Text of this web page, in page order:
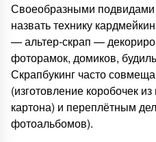
Своеобразными подвидами
назвать технику
— альтер-скрап —
фоторамок, домиков,
Скрапбукинг часто
(изготовление коробочек
картона) и переплётным
фотоальбомов).